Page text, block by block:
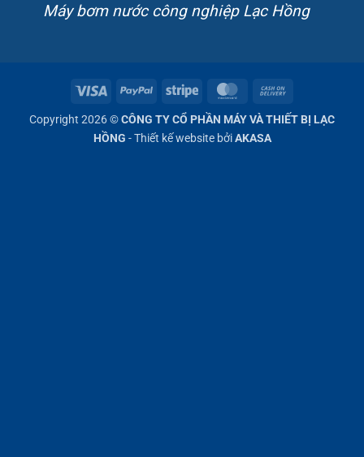
Máy bơm nước công nghiệp Lạc Hồng
Visa PayPal Stripe MasterCard
Delivery
Copyright 2026 ©CÔNG TY CỔ PHẦN MÁY VÀ THIẾT BỊ LẠC
HỒNG - Thiết kế website bởiAKASA